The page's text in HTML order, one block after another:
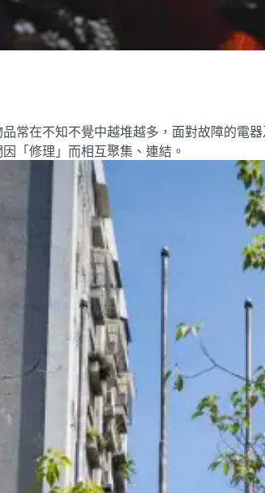
常在不知不覺中越堆越多，面對故障的電
「修理」而相互聚集、連結。